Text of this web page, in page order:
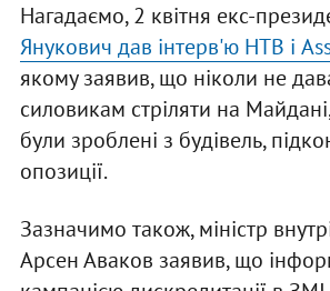
Нагадаємо, 2 квітня екс-
Янукович дав інтерв'ю НТВ і
якому заявив, що ніколи не
силовикам стріляти на
були зроблені з будівель,
опозиції.
Зазначимо також, міністр
Арсен Аваков заявив, що